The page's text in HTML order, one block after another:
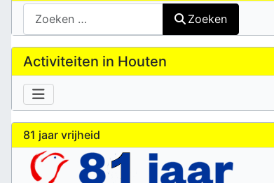
Zoeken
Zoeken
Activiteiten in Houten
81 jaar vrijheid